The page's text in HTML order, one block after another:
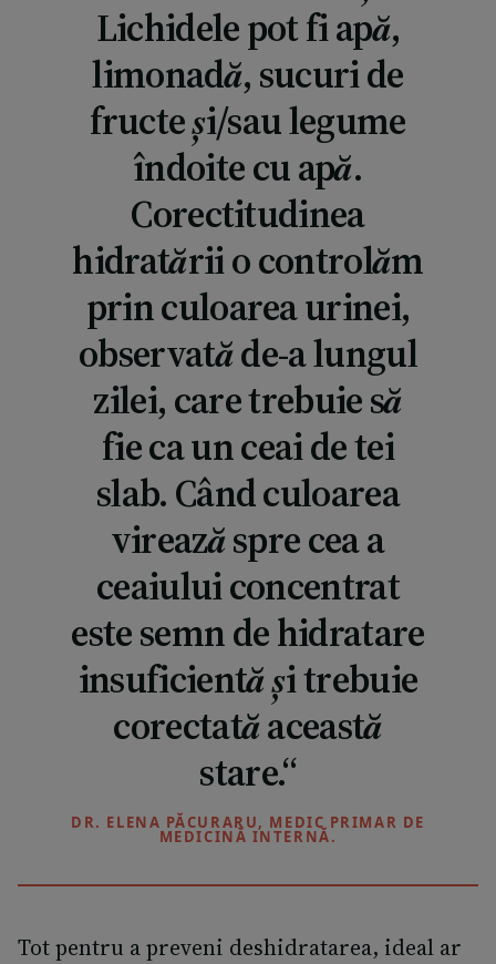
Lichidele pot fi apă,
limonadă, sucuri de
fructe și/sau legume
îndoite cu apă.
Corectitudinea
hidratării o controlăm
prin culoarea urinei,
observată de-a lungul
zilei, care trebuie să
fie ca un ceai de tei
slab. Când culoarea
virează spre cea a
ceaiului concentrat
este semn de hidratare
insuficientă și trebuie
corectată această
stare.“
DR. ELENA PĂCURARU, MEDIC PRIMAR DE
MEDICINĂ INTERNĂ.
Tot pentru a preveni deshidratarea, ideal ar